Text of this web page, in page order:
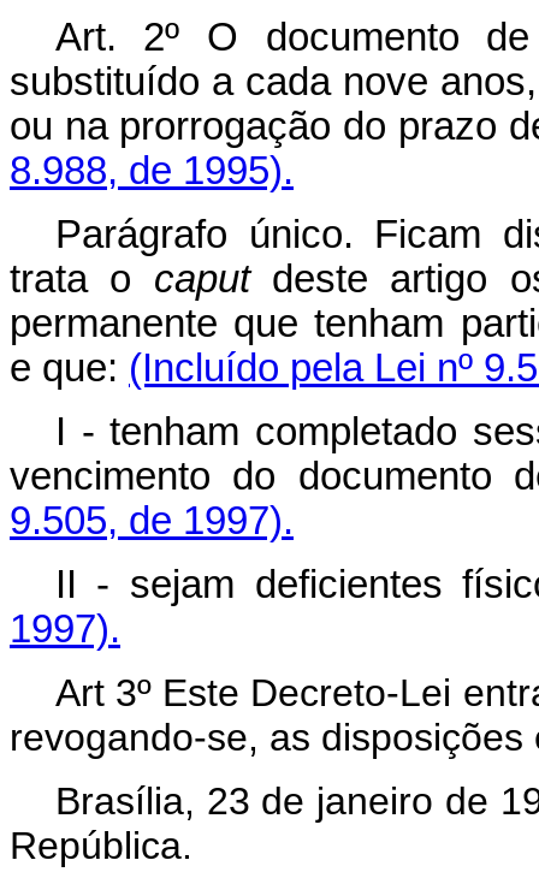
Art. 2º O documento
substituído a cada nove
ou na prorrogação do prazo
8.988, de 1995).
Parágrafo único. Ficam
trata o caputdeste artigo
permanente que tenham
e que: (Incluído pela Lei nº
I - tenham completado
vencimento do documento
9.505, de 1997).
II - sejam deficientes
1997).
Art 3º Este Decreto-Lei
revogando-se, as disposições
Brasília, 23 de janeiro de
República.